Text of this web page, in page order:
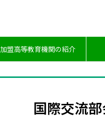
加盟高等教育機関の紹介
国際交流